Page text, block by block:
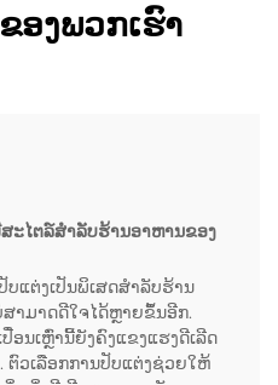
ອງພວກເຮົາ
ະໄຕລ໌ສຳລັບຮ້ານອາຫານຂອງ
ແຕ່ງເປັນພິເສດສຳລັບຮ້ານ
າມາດດີໃຈໄດ້ຫຼາຍຂຶ້ນອີກ.
ອນເຫຼົ່ານີ້ຍັງຄົງແຂງແຮງດີເລີດ
ຕົວເລືອກການປັບແຕ່ງຊ່ວຍໃຫ້